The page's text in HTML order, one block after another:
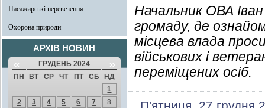
Пасажирські перевезення
Охорона природи
АРХІВ НОВИН
« ГРУДЕНЬ 2024 »
ПН ВТ СР ЧТ ПТ СБ
НД
1
2
3 4 5 6 7
8
Начальник ОВА Іван
громаду, де
місцева влада
військових і
переміщених осіб.